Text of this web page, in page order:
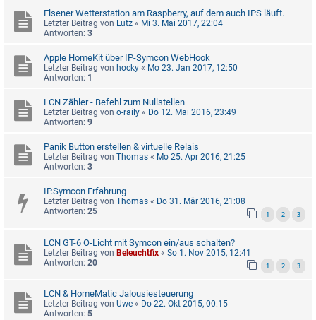
Elsener Wetterstation am Raspberry, auf dem auch IPS läuft.
Letzter Beitrag von Lutz « Mi 3. Mai 2017, 22:04
Antworten: 3
Apple HomeKit über IP-Symcon WebHook
Letzter Beitrag von hocky « Mo 23. Jan 2017, 12:50
Antworten: 1
LCN Zähler - Befehl zum Nullstellen
Letzter Beitrag von o-raily « Do 12. Mai 2016, 23:49
Antworten: 9
Panik Button erstellen & virtuelle Relais
Letzter Beitrag von Thomas « Mo 25. Apr 2016, 21:25
Antworten: 3
IP.Symcon Erfahrung
Letzter Beitrag von Thomas « Do 31. Mär 2016, 21:08
Antworten: 25 1 2 3
LCN GT-6 O-Licht mit Symcon ein/aus schalten?
Letzter Beitrag von Beleuchtfix « So 1. Nov 2015, 12:41
Antworten: 20 1 2 3
LCN & HomeMatic Jalousiesteuerung
Letzter Beitrag von Uwe « Do 22. Okt 2015, 00:15
Antworten: 5